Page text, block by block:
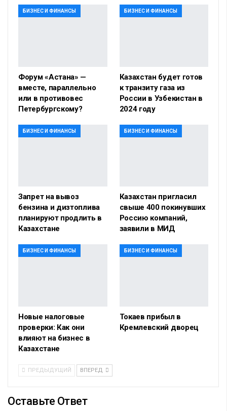
БИЗНЕС И ФИНАНСЫ
Форум «Астана» —
вместе, параллельно
или в противовес
Петербургскому?
БИЗНЕС И ФИНАНСЫ
Казахстан будет готов
к транзиту газа из
России в Узбекистан в
2024 году
БИЗНЕС И ФИНАНСЫ
Запрет на вывоз
бензина и дизтоплива
планируют продлить в
Казахстане
БИЗНЕС И ФИНАНСЫ
Казахстан пригласил
свыше 400 покинувших
Россию компаний,
заявили в МИД
БИЗНЕС И ФИНАНСЫ
Новые налоговые
проверки: Как они
влияют на бизнес в
Казахстане
БИЗНЕС И ФИНАНСЫ
Токаев прибыл в
Кремлевский дворец
ПРЕДЫДУЩИЙ ВПЕРЕД
Оставьте Ответ